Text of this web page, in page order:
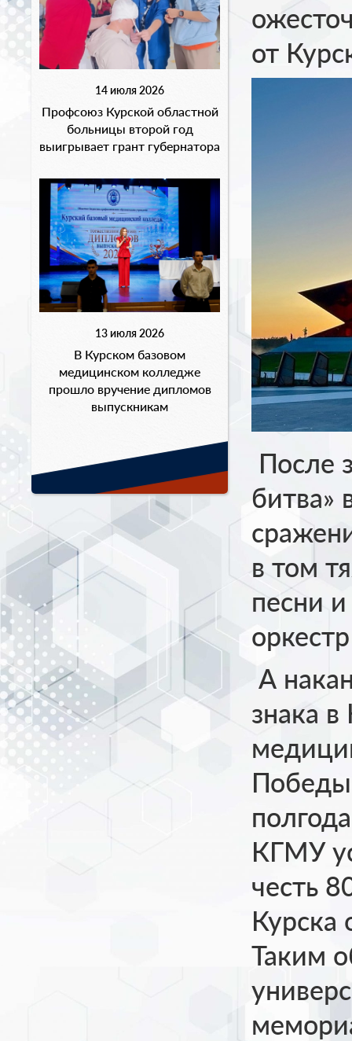
14 июля 2026
Профсоюз Курской областной
больницы второй год
выигрывает грант губернатора
13 июля 2026
В Курском базовом
медицинском колледже
прошло вручение дипломов
выпускникам
от
После
битва»
в том
песни
А
знака
Победы
КГМУ
честь
Курска
Таким